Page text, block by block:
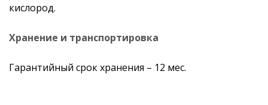
кислород.
Хранение и транспортировка
Гарантийный срок хранения – 12 мес.